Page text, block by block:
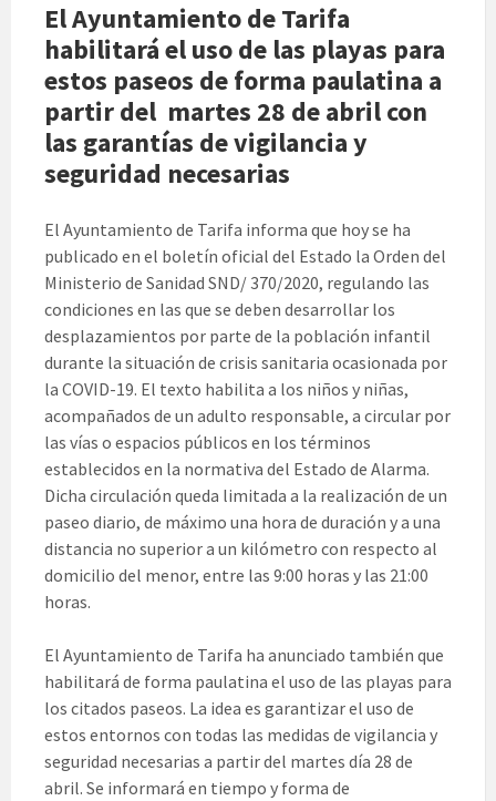
El Ayuntamiento de Tarifa
habilitará el uso de las playas para
estos paseos de forma paulatina a
partir del martes 28 de abril con
las garantías de vigilancia y
seguridad necesarias
El Ayuntamiento de Tarifa informa que hoy se ha
publicado en el boletín oficial del Estado la Orden del
Ministerio de Sanidad SND/ 370/2020, regulando las
condiciones en las que se deben desarrollar los
desplazamientos por parte de la población infantil
durante la situación de crisis sanitaria ocasionada por
la COVID-19. El texto habilita a los niños y niñas,
acompañados de un adulto responsable, a circular por
las vías o espacios públicos en los términos
establecidos en la normativa del Estado de Alarma.
Dicha circulación queda limitada a la realización de un
paseo diario, de máximo una hora de duración y a una
distancia no superior a un kilómetro con respecto al
domicilio del menor, entre las 9:00 horas y las 21:00
horas.
El Ayuntamiento de Tarifa ha anunciado también que
habilitará de forma paulatina el uso de las playas para
los citados paseos. La idea es garantizar el uso de
estos entornos con todas las medidas de vigilancia y
seguridad necesarias a partir del martes día 28 de
abril. Se informará en tiempo y forma de